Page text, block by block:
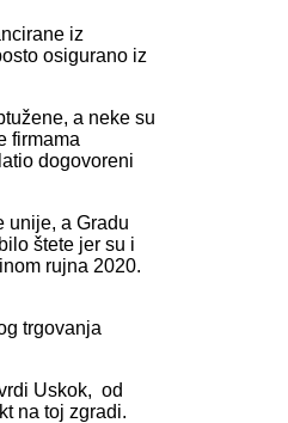
iz
osigurano iz
a neke su
firmama
dogovoreni
unije, a Gradu
štete jer su i
rujna 2020.
trgovanja
Uskok, od
na toj zgradi.